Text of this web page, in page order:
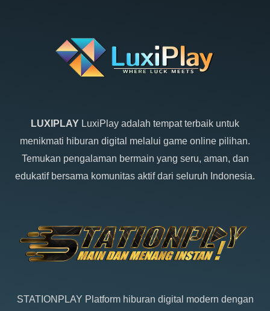
LUXIPLAY LuxiPlay adalah tempat terbaik untuk
menikmati hiburan digital melalui game online pilihan.
Temukan pengalaman bermain yang seru, aman, dan
edukatif bersama komunitas aktif dari seluruh Indonesia.
STATIONPLAY Platform hiburan digital modern dengan